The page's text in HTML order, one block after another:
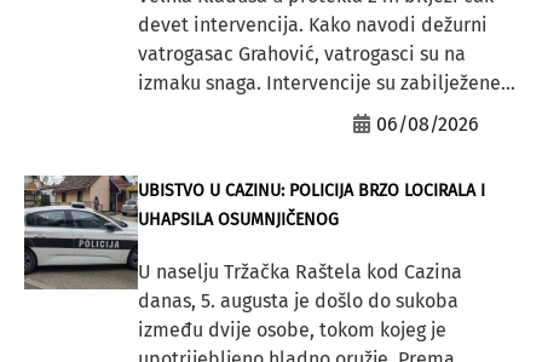
devet intervencija. Kako navodi dežurni
vatrogasac Grahović, vatrogasci su na
izmaku snaga. Intervencije su zabilježene...
06/08/2026
UBISTVO U CAZINU: POLICIJA BRZO LOCIRALA I
UHAPSILA OSUMNJIČENOG
U naselju Tržačka Raštela kod Cazina
danas, 5. augusta je došlo do sukoba
između dvije osobe, tokom kojeg je